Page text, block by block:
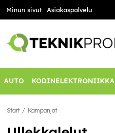
Minun sivut Asiakaspalvelu
AUTO KODINELEKTRONIIKKA
Start Kampanjat